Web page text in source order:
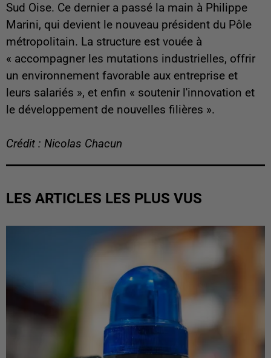
Sud Oise. Ce dernier a passé la main à Philippe
Marini, qui devient le nouveau président du Pôle
métropolitain. La structure est vouée à
« accompagner les mutations industrielles, offrir
un environnement favorable aux entreprise et
leurs salariés », et enfin « soutenir l'innovation et
le développement de nouvelles filières ».
Crédit : Nicolas Chacun
LES ARTICLES LES PLUS VUS